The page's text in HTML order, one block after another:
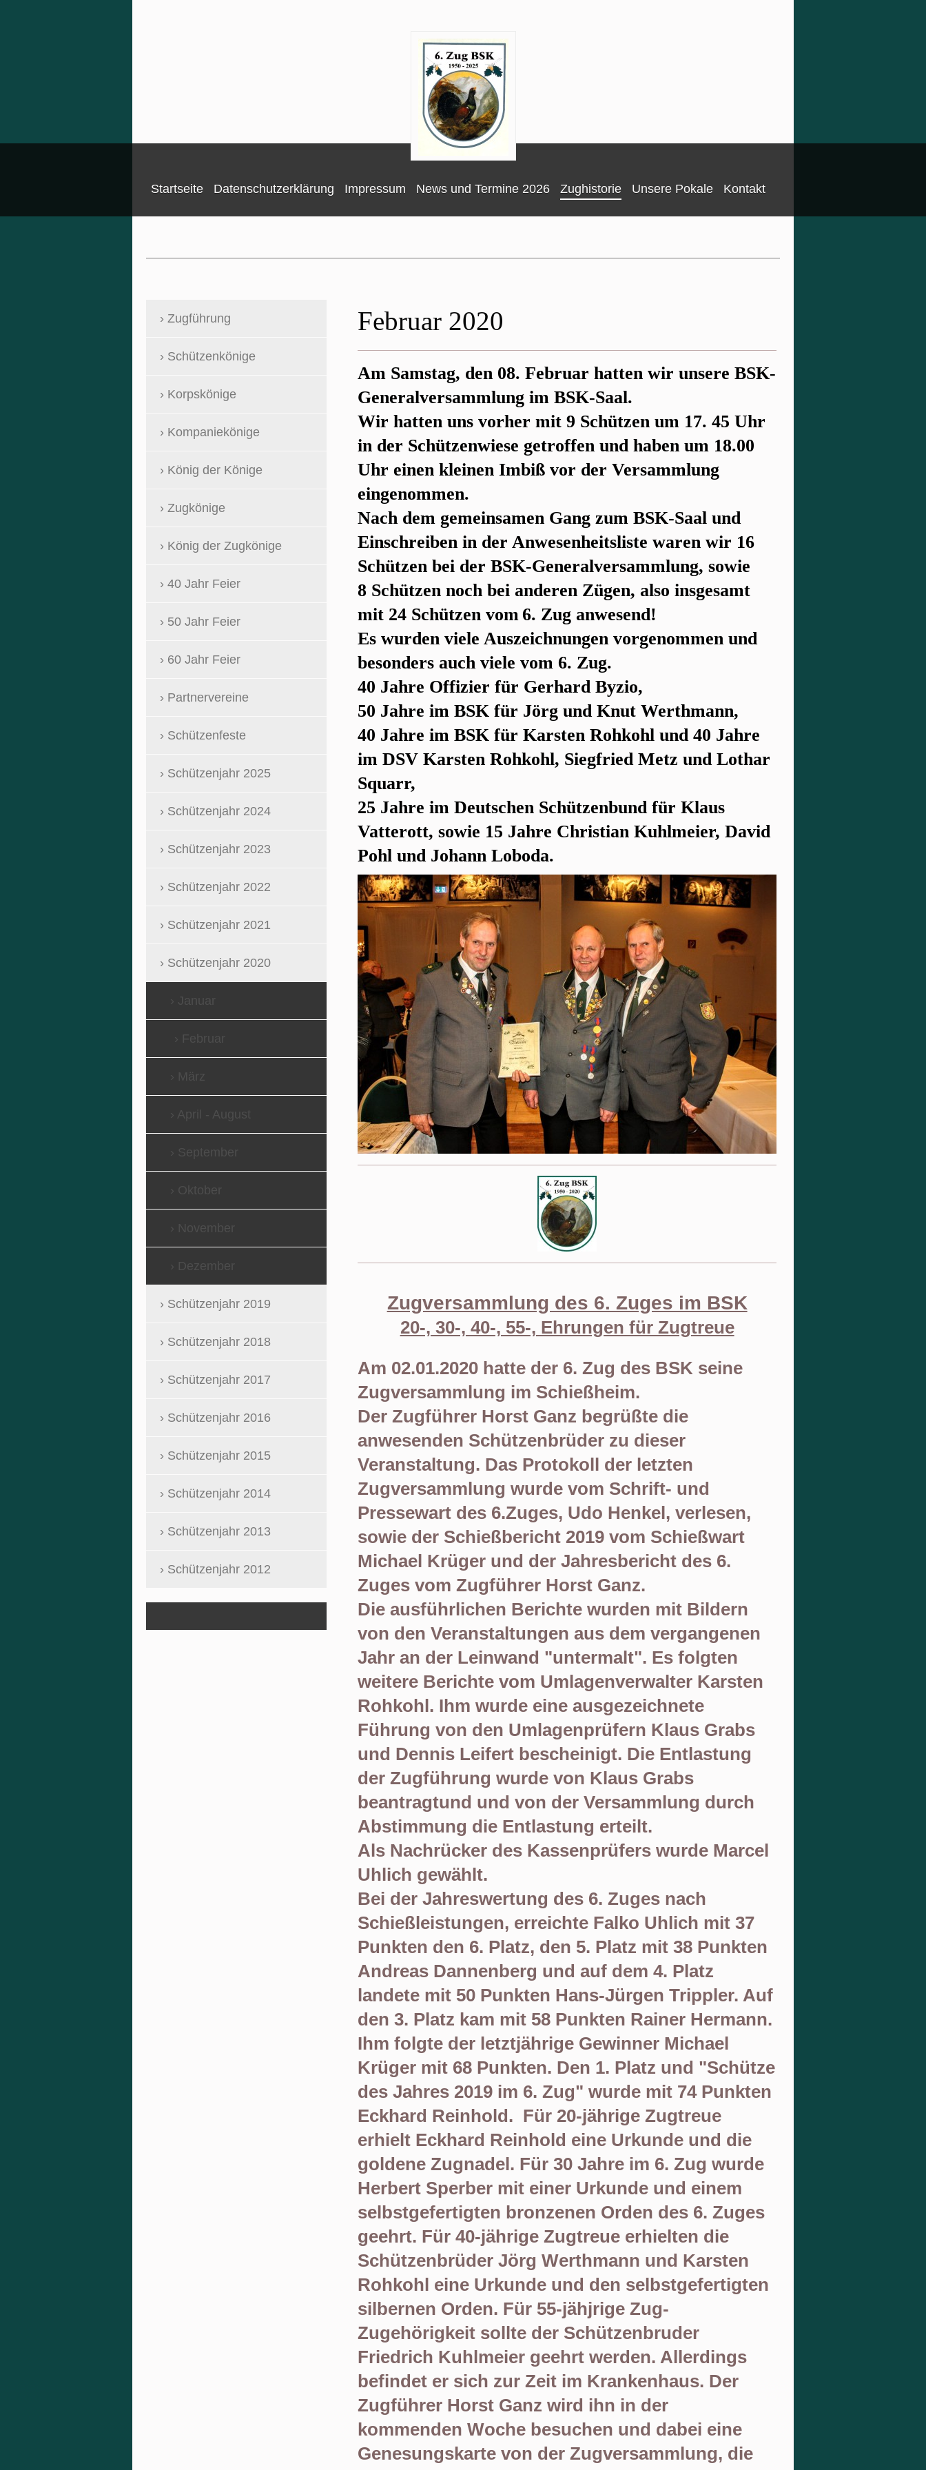
Startseite Datenschutzerklärung Impressum News und Termine 2026 Zughistorie Unsere Pokale Kontakt
Februar 2020
Am Samstag, den 08. Februar hatten wir unsere BSK-
Generalversammlung im BSK-Saal.
Wir hatten uns vorher mit 9 Schützen um 17. 45 Uhr
in der Schützenwiese getroffen und haben um 18.00
Uhr einen kleinen Imbiß vor der Versammlung
eingenommen.
Nach dem gemeinsamen Gang zum BSK-Saal und
Einschreiben in der Anwesenheitsliste waren wir 16
Schützen bei der BSK-Generalversammlung, sowie
8 Schützen noch bei anderen Zügen, also insgesamt
mit 24 Schützen vom 6. Zug anwesend!
Es wurden viele Auszeichnungen vorgenommen und
besonders auch viele vom 6. Zug.
40 Jahre Offizier für Gerhard Byzio,
50 Jahre im BSK für Jörg und Knut Werthmann,
40 Jahre im BSK für Karsten Rohkohl und 40 Jahre
im DSV Karsten Rohkohl, Siegfried Metz und Lothar
Squarr,
25 Jahre im Deutschen Schützenbund für Klaus
Vatterott, sowie 15 Jahre Christian Kuhlmeier, David
Pohl und Johann Loboda.
Zugversammlung des 6. Zuges im BSK
20-, 30-, 40-, 55-, Ehrungen für Zugtreue
Am 02.01.2020 hatte der 6. Zug des BSK seine
Zugversammlung im Schießheim.
Der Zugführer Horst Ganz begrüßte die
anwesenden Schützenbrüder zu dieser
Veranstaltung. Das Protokoll der letzten
Zugversammlung wurde vom Schrift- und
Pressewart des 6.Zuges, Udo Henkel, verlesen,
sowie der Schießbericht 2019 vom Schießwart
Michael Krüger und der Jahresbericht des 6.
Zuges vom Zugführer Horst Ganz.
Die ausführlichen Berichte wurden mit Bildern
von den Veranstaltungen aus dem vergangenen
Jahr an der Leinwand "untermalt". Es folgten
weitere Berichte vom Umlagenverwalter Karsten
Rohkohl. Ihm wurde eine ausgezeichnete
Führung von den Umlagenprüfern Klaus Grabs
und Dennis Leifert bescheinigt. Die Entlastung
der Zugführung wurde von Klaus Grabs
beantragtund und von der Versammlung durch
Abstimmung die Entlastung erteilt.
Als Nachrücker des Kassenprüfers wurde Marcel
Uhlich gewählt.
Bei der Jahreswertung des 6. Zuges nach
Schießleistungen, erreichte Falko Uhlich mit 37
Punkten den 6. Platz, den 5. Platz mit 38 Punkten
Andreas Dannenberg und auf dem 4. Platz
landete mit 50 Punkten Hans-Jürgen Trippler. Auf
den 3. Platz kam mit 58 Punkten Rainer Hermann.
Ihm folgte der letztjährige Gewinner Michael
Krüger mit 68 Punkten. Den 1. Platz und "Schütze
des Jahres 2019 im 6. Zug" wurde mit 74 Punkten
Eckhard Reinhold. Für 20-jährige Zugtreue
erhielt Eckhard Reinhold eine Urkunde und die
goldene Zugnadel. Für 30 Jahre im 6. Zug wurde
Herbert Sperber mit einer Urkunde und einem
selbstgefertigten bronzenen Orden des 6. Zuges
geehrt. Für 40-jährige Zugtreue erhielten die
Schützenbrüder Jörg Werthmann und Karsten
Rohkohl eine Urkunde und den selbstgefertigten
silbernen Orden. Für 55-jähjrige Zug-
Zugehörigkeit sollte der Schützenbruder
Friedrich Kuhlmeier geehrt werden. Allerdings
befindet er sich zur Zeit im Krankenhaus. Der
Zugführer Horst Ganz wird ihn in der
kommenden Woche besuchen und dabei eine
Genesungskarte von der Zugversammlung, die
Zugführung
Schützenkönige
Korpskönige
Kompaniekönige
König der Könige
Zugkönige
König der Zugkönige
40 Jahr Feier
50 Jahr Feier
60 Jahr Feier
Partnervereine
Schützenfeste
Schützenjahr 2025
Schützenjahr 2024
Schützenjahr 2023
Schützenjahr 2022
Schützenjahr 2021
Schützenjahr 2020
Januar
Februar
März
April - August
September
Oktober
November
Dezember
Schützenjahr 2019
Schützenjahr 2018
Schützenjahr 2017
Schützenjahr 2016
Schützenjahr 2015
Schützenjahr 2014
Schützenjahr 2013
Schützenjahr 2012